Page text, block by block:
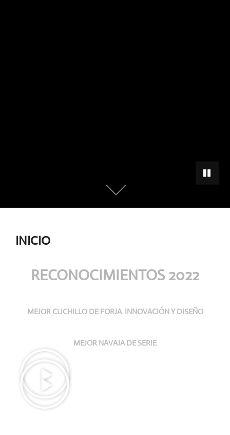
INICIO
RECONOCIMIENTOS 2022
MEJOR CUCHILLO DE FORJA. INNOVACIÓN Y DISEÑO
MEJOR NAVAJA DE SERIE